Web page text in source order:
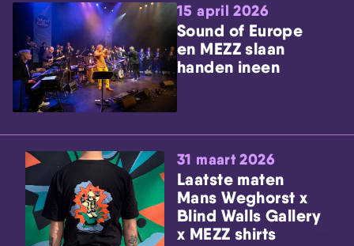
15 april 2026
Sound of Europe
en MEZZ slaan
handen ineen
31 maart 2026
Laatste maten
Mans Weghorst x
Blind Walls Gallery
x MEZZ shirts